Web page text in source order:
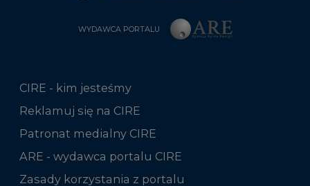
WYDAWCA PORTALU
CIRE - kim jesteśmy
Reklamuj się na CIRE
Patronat medialny CIRE
ARE - wydawca portalu CIRE
Zasady korzystania z portalu